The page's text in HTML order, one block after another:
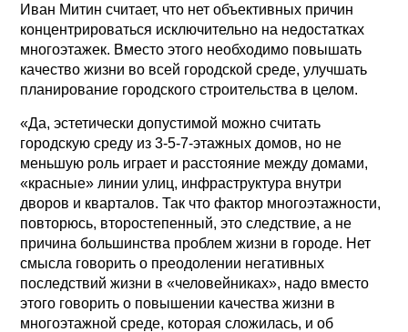
Иван Митин считает, что нет объективных причин
концентрироваться исключительно на недостатках
многоэтажек. Вместо этого необходимо повышать
качество жизни во всей городской среде, улучшать
планирование городского строительства в целом.
«Да, эстетически допустимой можно считать
городскую среду из 3-5-7-этажных домов, но не
меньшую роль играет и расстояние между домами,
«красные» линии улиц, инфраструктура внутри
дворов и кварталов. Так что фактор многоэтажности,
повторюсь, второстепенный, это следствие, а не
причина большинства проблем жизни в городе. Нет
смысла говорить о преодолении негативных
последствий жизни в «человейниках», надо вместо
этого говорить о повышении качества жизни в
многоэтажной среде, которая сложилась, и об